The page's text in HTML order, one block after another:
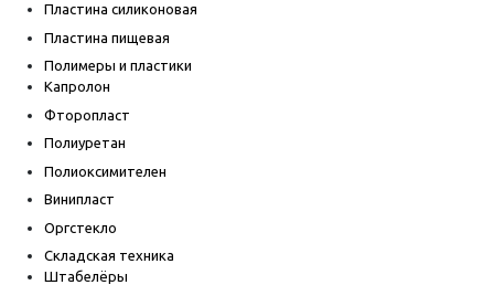
Пластина силиконовая
Пластина пищевая
Полимеры и пластики
Капролон
Фторопласт
Полиуретан
Полиоксимителен
Винипласт
Оргстекло
Складская техника
Штабелёры